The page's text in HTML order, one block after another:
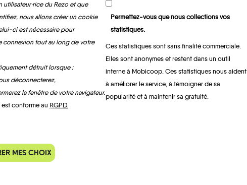
MOBILITE
À LA DEMANDE
utilisateur·rice du Rezo et que
nous allons créer un cookie
ci est nécessaire pour
connexion tout au long de votre
détruit lorsque :
déconnecterez,
la fenêtre de votre navigateur.
conforme au RGPD
Permettez-vous que nous collections vos
statistiques.
Ces statistiques sont sans finalité commerciale.
Elles sont anonymes et restent dans un outil
interne à Mobicoop. Ces statistiques nous aident
à améliorer le service, à témoigner de sa
popularité et à maintenir sa gratuité.
MES CHOIX